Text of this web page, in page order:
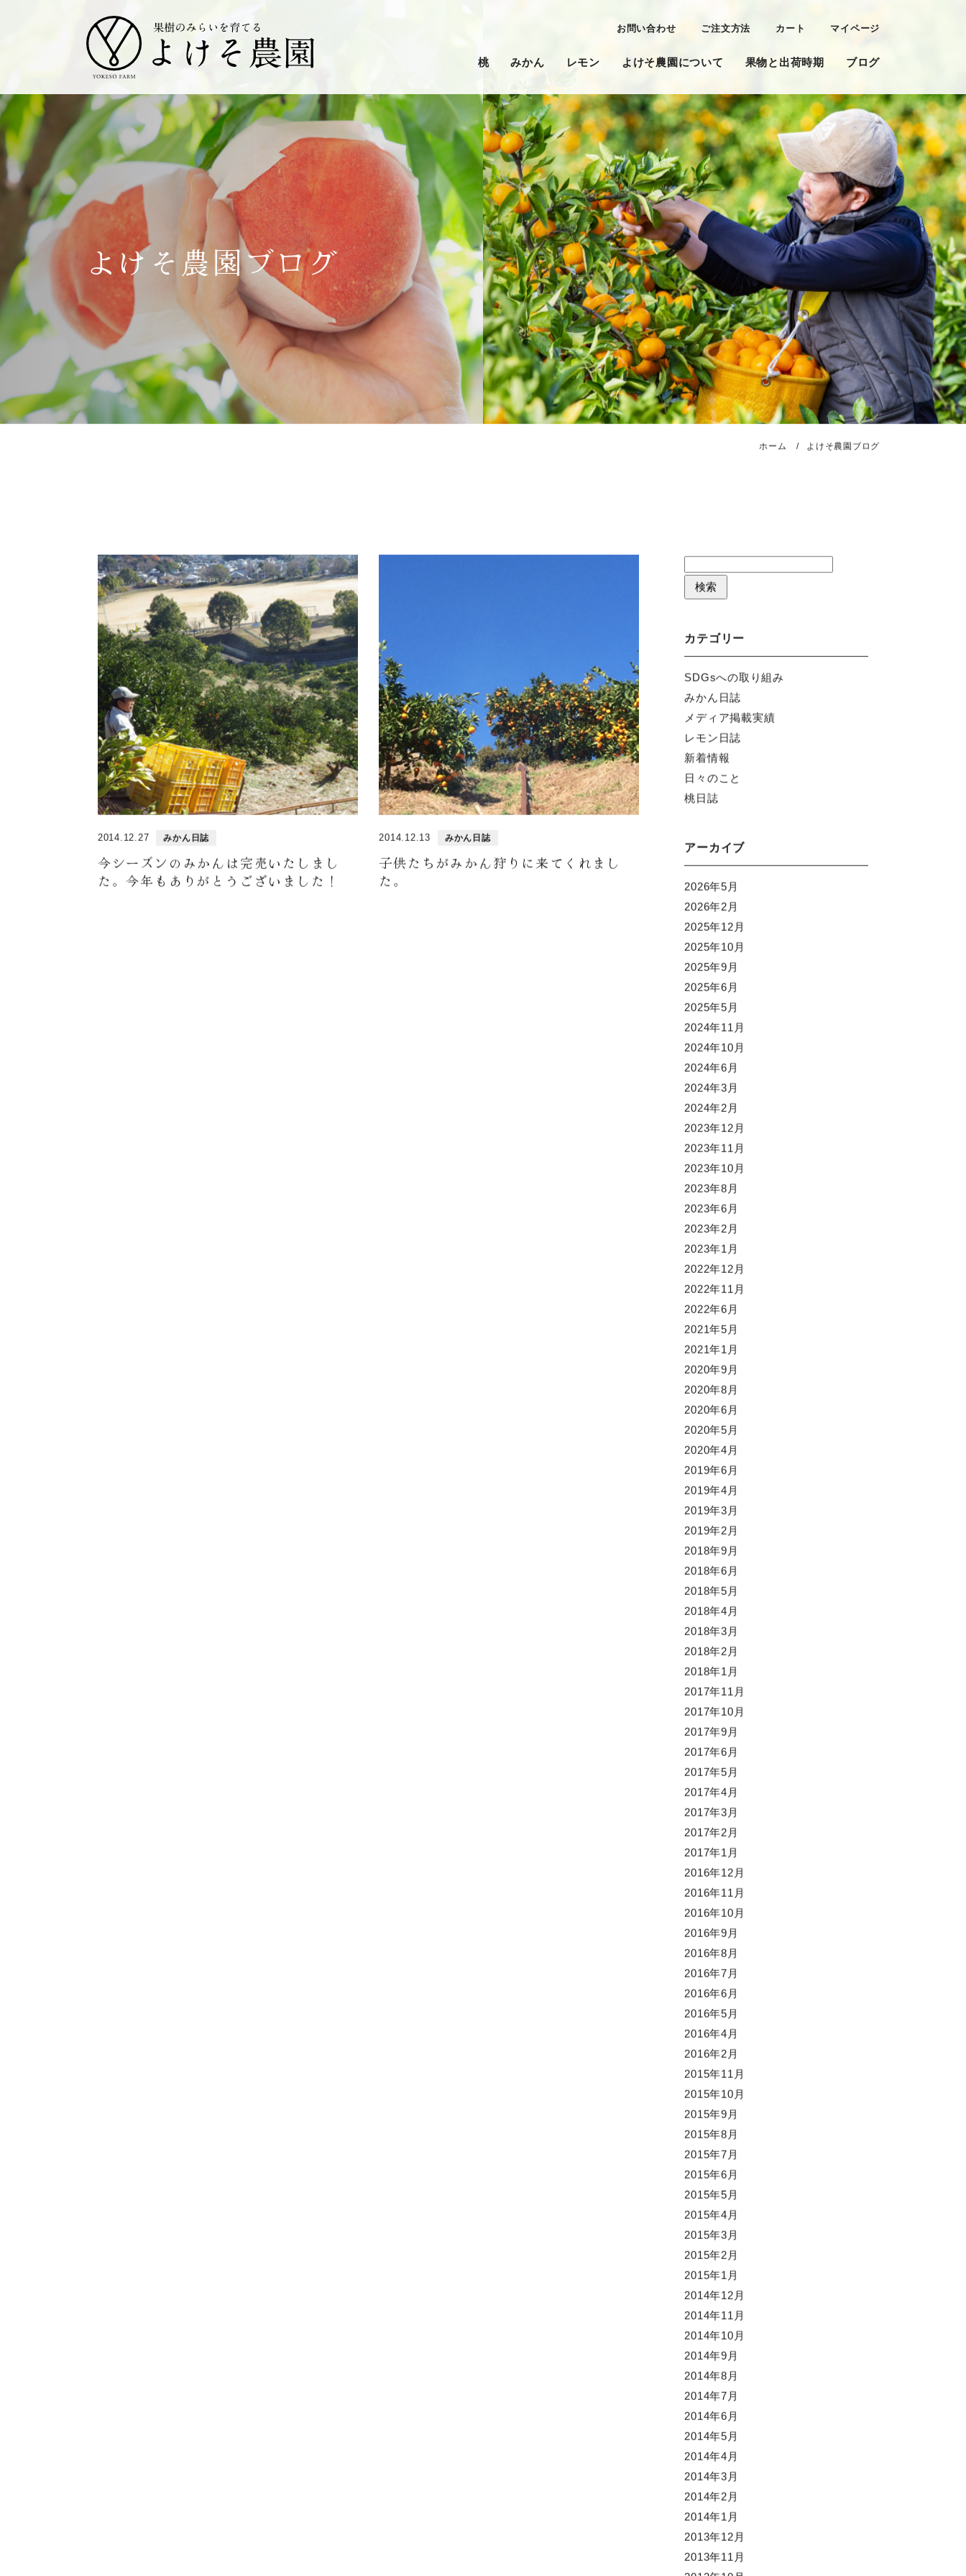
お問い合わせ ご注文方法 カート マイページ
桃 みかん レモン よけそ農園について 果物と出荷時期 ブログ
よけそ農園ブログ
ホーム よけそ農園ブログ
2014.12.27 みかん日誌
今シーズンのみかんは完売いたしまし
た。今年もありがとうございました！
2014.12.13 みかん日誌
子供たちがみかん狩りに来てくれまし
た。
索検索
カテゴリー
SDGsへの取り組み
みかん日誌
メディア掲載実績
レモン日誌
新着情報
日々のこと
桃日誌
アーカイブ
2026年5月
2026年2月
2025年12月
2025年10月
2025年9月
2025年6月
2025年5月
2024年11月
2024年10月
2024年6月
2024年3月
2024年2月
2023年12月
2023年11月
2023年10月
2023年8月
2023年6月
2023年2月
2023年1月
2022年12月
2022年11月
2022年6月
2021年5月
2021年1月
2020年9月
2020年8月
2020年6月
2020年5月
2020年4月
2019年6月
2019年4月
2019年3月
2019年2月
2018年9月
2018年6月
2018年5月
2018年4月
2018年3月
2018年2月
2018年1月
2017年11月
2017年10月
2017年9月
2017年6月
2017年5月
2017年4月
2017年3月
2017年2月
2017年1月
2016年12月
2016年11月
2016年10月
2016年9月
2016年8月
2016年7月
2016年6月
2016年5月
2016年4月
2016年2月
2015年11月
2015年10月
2015年9月
2015年8月
2015年7月
2015年6月
2015年5月
2015年4月
2015年3月
2015年2月
2015年1月
2014年12月
2014年11月
2014年10月
2014年9月
2014年8月
2014年7月
2014年6月
2014年5月
2014年4月
2014年3月
2014年2月
2014年1月
2013年12月
2013年11月